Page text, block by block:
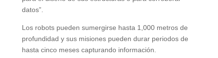
datos”.
Los robots pueden sumergirse hasta 1,000 metros de
profundidad y sus misiones pueden durar periodos de
hasta cinco meses capturando información.